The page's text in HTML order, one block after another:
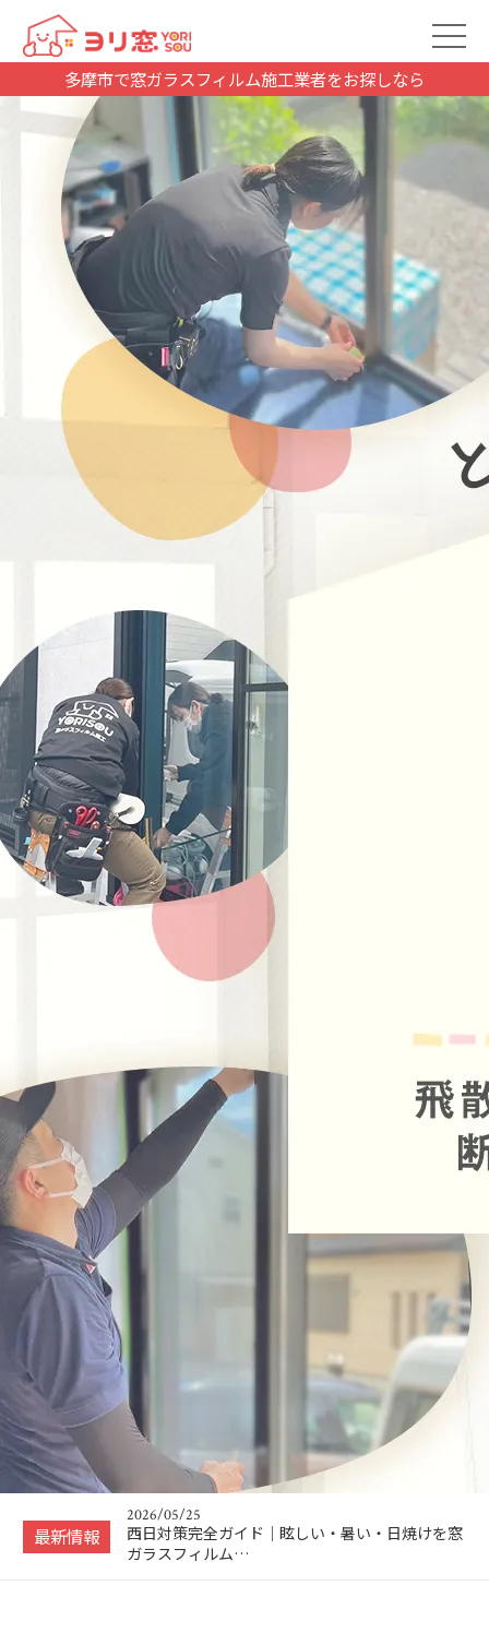
多摩市で窓ガラスフィルム施工業者をお探しなら
最新情報
ミラーフィルムの見え方を画像で比較！可視光線
2026/05/31
防災対策完全ガイド｜地震・台風・ガラス飛散を
窓ガラスフィル…
2026/05/25
西日対策完全ガイド｜眩しい・暑い・日焼けを窓
ガラスフィルム…
2025/11/14
ミラーフィルムの見え方を画像で比較！可視光線
反射率とは？【…